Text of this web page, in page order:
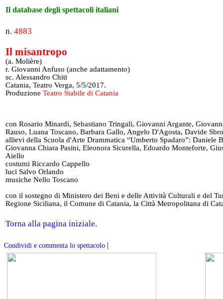
Il database degli spettacoli italiani
n. 4883
Il misantropo
(a. Molière)
r. Giovanni Anfuso (anche adattamento)
sc. Alessandro Chiti
Catania, Teatro Verga, 5/5/2017.
Produzione Teatro Stabile di Catania
con Rosario Minardi, Sebastiano Tringali, Giovanni Argante,
Rauso, Luana Toscano, Barbara Gallo, Angelo D'Agosta, Davide
allievi della Scuola d'Arte Drammatica “Umberto Spadaro”: Daniele
Giovanna Chiara Pasini, Eleonora Sicurella, Edoardo Monteforte,
Aiello
costumi Riccardo Cappello
luci Salvo Orlando
musiche Nello Toscano
con il sostegno di Ministero dei Beni e delle Attività Culturali e del
Regione Siciliana, il Comune di Catania, la Città Metropolitana di
Torna alla pagina iniziale.
Condividi e commenta lo spettacolo |